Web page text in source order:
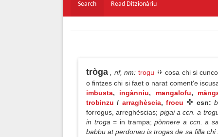
Search Read Ditzionàriu
tròga , nf, nm: trogu
cosa chi si
o fintzes chi si faet o narat coment'e
imbusta, ingànniu, mangalofu,
trobinzu / arraghèscia, frocu csn:
forrogus, arreghèscias; pigai a ccn. a
in troga= in trampa; pònnere a ccn. a
babbu at perdonau is trogas de sa filla